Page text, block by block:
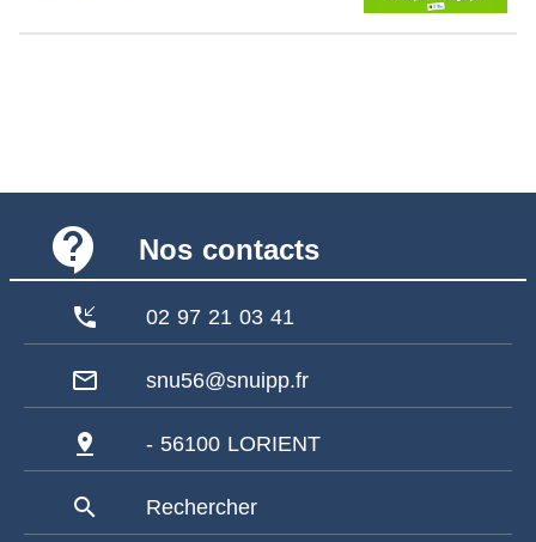
contact_support Nos contacts
phone_callback 02 97 21 03 41
mail_outline snu56@snuipp.fr
pin_drop - 56100 LORIENT
search Rechercher